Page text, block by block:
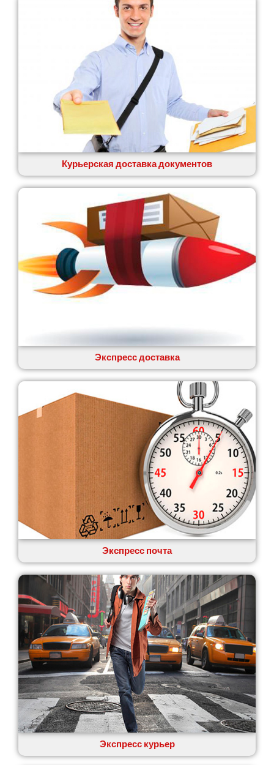
Великий Омеляник
Верхнеднепровск
Вита-Почтовая
Вольнянск
Вознесенск
Южноукраинск
Запорожье
Заречаны
Зазимье
Здолбунов
Змиев
Звенигородка
Звягель
Курьерская доставка документов
Экспресс доставка
Экспресс почта
Экспресс курьер